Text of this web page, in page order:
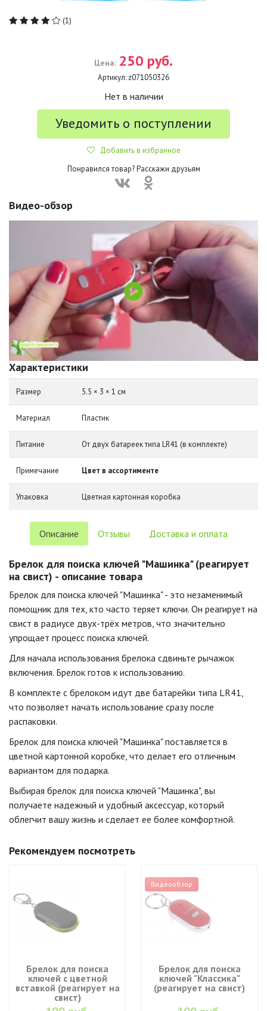
(1)
Цена: 250 руб.
Артикул: z071050326
Нет в наличии
Уведомить о поступлении
Добавить в избранное
Понравился товар? Расскажи друзьям
Видео-обзор
Характеристики
Размер 5.5 × 3 × 1 см
Материал Пластик
Питание От двух батареек типа LR41 (в комплекте)
Примечание Цвет в ассортименте
Упаковка Цветная картонная коробка
Описание Отзывы Доставка и оплата
Брелок для поиска ключей "Машинка" (реагирует
на свист) - описание товара
Брелок для поиска ключей "Машинка" - это незаменимый
помощник для тех, кто часто теряет ключи. Он реагирует на
свист в радиусе двух-трёх метров, что значительно
упрощает процесс поиска ключей.
Для начала использования брелока сдвиньте рычажок
включения. Брелок готов к использованию.
В комплекте с брелоком идут две батарейки типа LR41,
что позволяет начать использование сразу после
распаковки.
Брелок для поиска ключей "Машинка" поставляется в
цветной картонной коробке, что делает его отличным
вариантом для подарка.
Выбирая брелок для поиска ключей "Машинка", вы
получаете надежный и удобный аксессуар, который
облегчит вашу жизнь и сделает ее более комфортной.
Рекомендуем посмотреть
Брелок для поиска
ключей с цветной
вставкой (реагирует на
свист)
Видеообзор
Брелок для поиска
ключей "Классика"
(реагирует на свист)